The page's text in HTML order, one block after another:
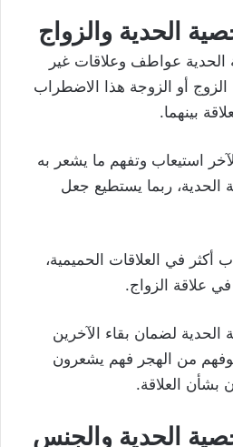
الحدية والزواج
عواطف وعلاقات غير
أو الزوجة هذا الاضطراب
بينهما.
استيعاب وتفهم ما يشعر به
ربما يستطيع جعل
أكثر في العلاقات الحميمية،
علاقة الزواج.
لضمان بقاء الآخرين
من الهجر فهم يشعرون
بشأن العلاقة.
الحدية والجنس